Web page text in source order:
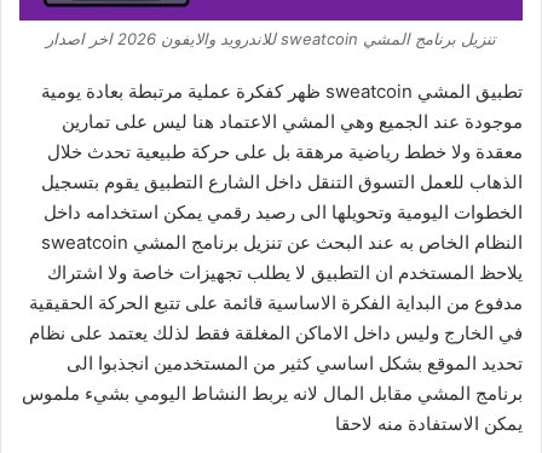
تنزيل برنامج المشي sweatcoin للاندرويد والايفون 2026 اخر اصدار
تطبيق المشي sweatcoin ظهر كفكرة عملية مرتبطة بعادة يومية
موجودة عند الجميع وهي المشي الاعتماد هنا ليس على تمارين
معقدة ولا خطط رياضية مرهقة بل على حركة طبيعية تحدث خلال
الذهاب للعمل التسوق التنقل داخل الشارع التطبيق يقوم بتسجيل
الخطوات اليومية وتحويلها الى رصيد رقمي يمكن استخدامه داخل
النظام الخاص به عند البحث عن تنزيل برنامج المشي sweatcoin
يلاحظ المستخدم ان التطبيق لا يطلب تجهيزات خاصة ولا اشتراك
مدفوع من البداية الفكرة الاساسية قائمة على تتبع الحركة الحقيقية
في الخارج وليس داخل الاماكن المغلقة فقط لذلك يعتمد على نظام
تحديد الموقع بشكل اساسي كثير من المستخدمين انجذبوا الى
برنامج المشي مقابل المال لانه يربط النشاط اليومي بشيء ملموس
يمكن الاستفادة منه لاحقا